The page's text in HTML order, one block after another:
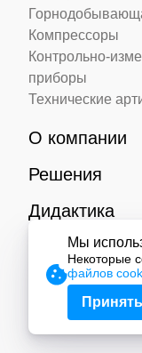
Компрессоры
Контрольно-
приборы
Технические
О компании
Решения
Дидактика
Контакты
© 2026 ООО
Мы
Некоторые
файлов
Принять